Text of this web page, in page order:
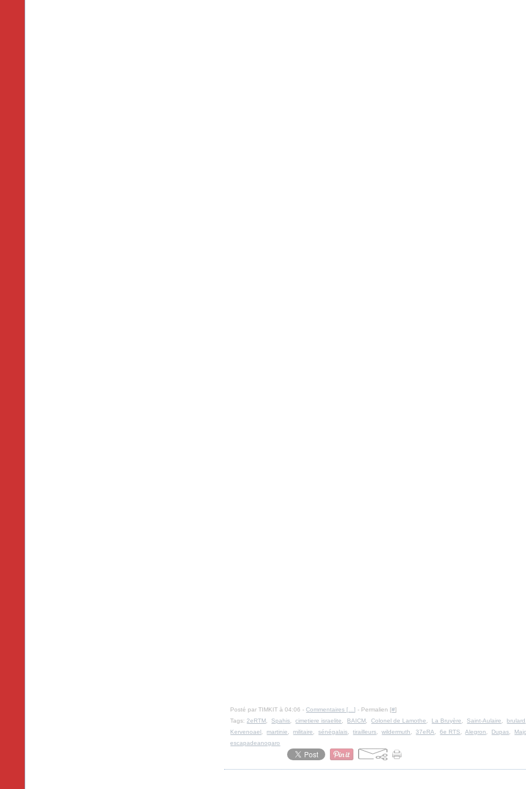
Posté par TIMKIT à 04:06 -Commentaires [ …] - Permalien [#]
Tags: 2eRTM ,Spahis ,cimetiere israelite BAICM ,Colonel de Lamothe La Bruyère ,Saint-Aulaire ,brulard
Kervenoael ,martinie ,militaire ,sénégalais ,tirailleurs ,wildermuth ,37eRA ,6e RTS ,Alegron Dupas
escapadeanogaro